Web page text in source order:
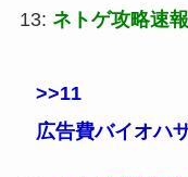
13: ネトゲ攻略速報
>>11
広告費バイオハ